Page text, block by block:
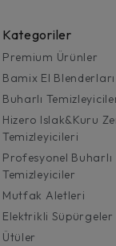
Kategoriler
Premium Ürünler
Bamix El Blenderları
Buharlı
Hizero Islak&Kuru
Temizleyicileri
Profesyonel Buharlı
Temizleyiciler
Mutfak Aletleri
Elektrikli Süpürgeler
Ütüler